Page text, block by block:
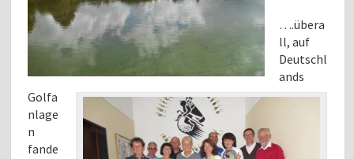
….übera
ll, auf
Deutschl
ands
Golfa
nlage
n
fande